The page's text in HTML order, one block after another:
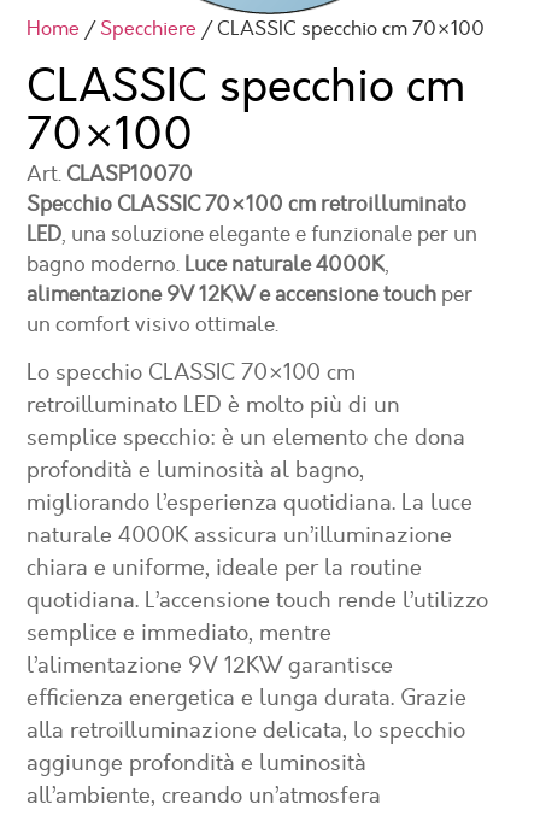
Home /Specchiere / CLASSIC specchio cm 70×100
CLASSIC specchio cm
70×100
Art. CLASP10070
Specchio CLASSIC 70×100 cm retroilluminato
LED, una soluzione elegante e funzionale per un
bagno moderno. Luce naturale 4000K,
alimentazione 9V 12KW e accensione touch per
un comfort visivo ottimale.
Lo specchio CLASSIC 70×100 cm
retroilluminato LED è molto più di un
semplice specchio: è un elemento che dona
profondità e luminosità al bagno,
migliorando l’esperienza quotidiana. La luce
naturale 4000K assicura un’illuminazione
chiara e uniforme, ideale per la routine
quotidiana. L’accensione touch rende l’utilizzo
semplice e immediato, mentre
l’alimentazione 9V 12KW garantisce
efficienza energetica e lunga durata. Grazie
alla retroilluminazione delicata, lo specchio
aggiunge profondità e luminosità
all’ambiente, creando un’atmosfera